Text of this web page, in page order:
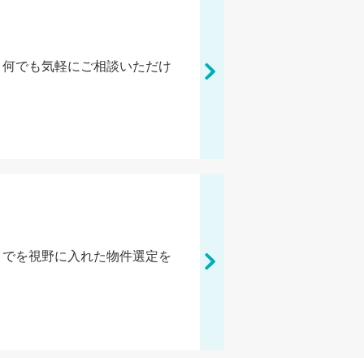
でも気軽にご相談いただけ
を視野に入れた物件選定を